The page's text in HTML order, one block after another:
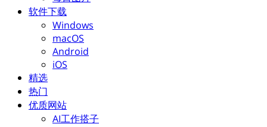
软件下载
Windows
macOS
Android
iOS
精选
热门
优质网站
AI工作搭子